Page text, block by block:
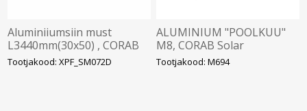
Aluminiiumsiin must
L3440mm(30x50) , CORAB
Solar
Tootjakood: XPF_SM072D
ALUMINIUM "POOLKUU"
M8, CORAB Solar
Tootjakood: M694